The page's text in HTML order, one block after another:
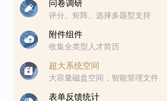
问卷调研
评分、矩阵、选择多题型支持
附件组件
收集全类型人才简历
超大系统空间
大容量磁盘空间，智能管理文件
表单反馈统计